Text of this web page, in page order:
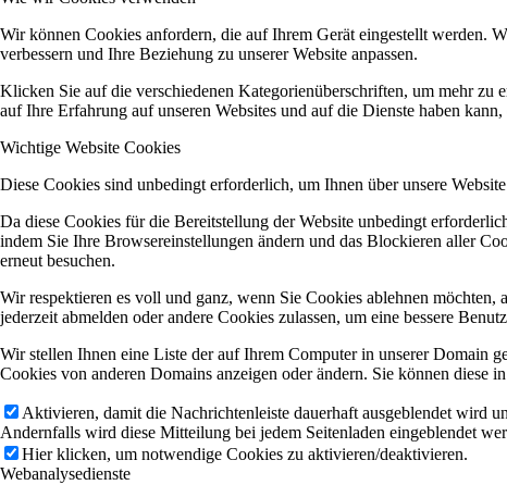
Wir können Cookies anfordern, die auf Ihrem Gerät eingestellt werden.
verbessern und Ihre Beziehung zu unserer Website anpassen.
Klicken Sie auf die verschiedenen Kategorienüberschriften, um mehr
auf Ihre Erfahrung auf unseren Websites und auf die Dienste haben
Wichtige Website Cookies
Diese Cookies sind unbedingt erforderlich, um Ihnen über unsere
Da diese Cookies für die Bereitstellung der Website unbedingt
indem Sie Ihre Browsereinstellungen ändern und das Blockieren aller
erneut besuchen.
Wir respektieren es voll und ganz, wenn Sie Cookies ablehnen
jederzeit abmelden oder andere Cookies zulassen, um eine bessere
Wir stellen Ihnen eine Liste der auf Ihrem Computer in unserer Domain
Cookies von anderen Domains anzeigen oder ändern. Sie können diese
Aktivieren, damit die Nachrichtenleiste dauerhaft ausgeblendet wird
Andernfalls wird diese Mitteilung bei jedem Seitenladen eingeblendet
Hier klicken, um notwendige Cookies zu aktivieren/deaktivieren.
Webanalysedienste